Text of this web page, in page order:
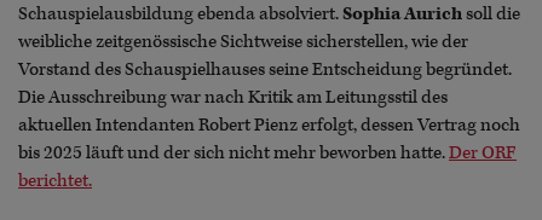
Schauspielausbildung ebenda absolviert.Sophia Aurichsoll die
weibliche zeitgenössische Sichtweise sicherstellen, wie der
Vorstand des Schauspielhauses seine Entscheidung begründet.
Die Ausschreibung war nach Kritik am Leitungsstil des
aktuellen Intendanten Robert Pienz erfolgt, dessen Vertrag noch
bis 2025 läuft und der sich nicht mehr beworben hatte.Der ORF
berichtet.